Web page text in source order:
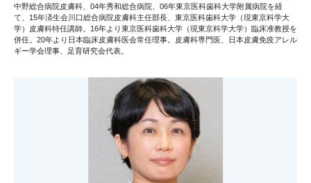
中野総合病院皮膚科、04年秀和総合病院、06年東京医科歯科大学附属病院を経
て、15年済生会川口総合病院皮膚科主任部長、東京医科歯科大学（現東京科学大
学）皮膚科特任講師。16年より東京医科歯科大学（現東京科学大学）臨床准教授を
併任。20年より日本臨床皮膚科医会常任理事。皮膚科専門医、日本皮膚免疫アレル
ギー学会理事、足育研究会代表。